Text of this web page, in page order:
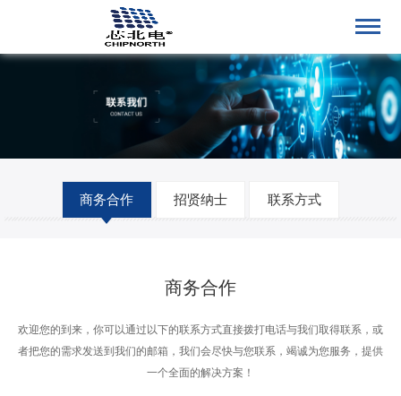
商务合作 招贤纳士 联系方式
商务合作
欢迎您的到来，你可以通过以下的联系方式直接拨打电话与我们取得联系，或
者把您的需求发送到我们的邮箱，我们会尽快与您联系，竭诚为您服务，提供
一个全面的解决方案！